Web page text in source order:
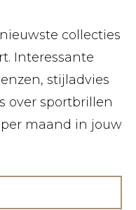
collecties
Interessante
stijladvies
over sportbrillen
per maand in jouw